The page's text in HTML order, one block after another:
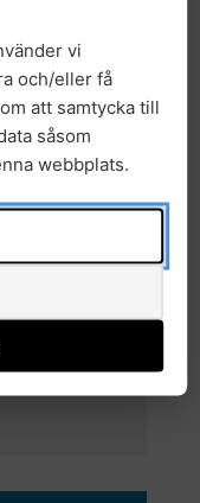
2024
vi
och/eller få
att samtycka till
såsom
webbplats.